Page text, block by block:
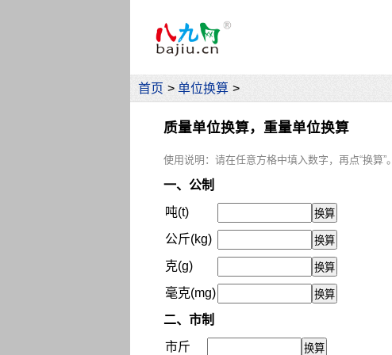
首页 > 单位换算 >
质量单位换算，重量单位换算
使用说明：请在任意方格中填入数字，再点“换算”。
一、公制
吨(t)
公斤(kg)
克(g)
毫克(mg)
二、市制
市斤